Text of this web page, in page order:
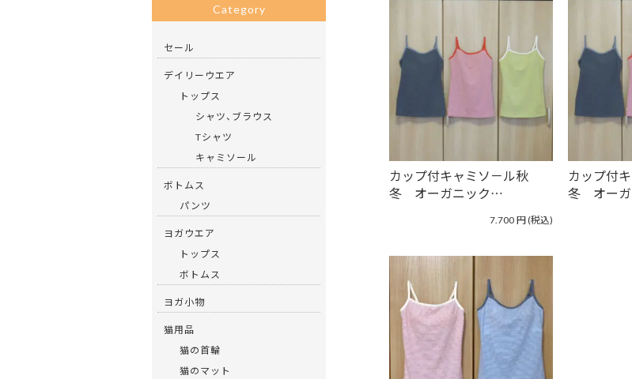
カップ付キャミソ－ル秋
冬 オーガニック…
7.700円(税込)
カップ付
冬 オー
Category
セール
デイリーウエア
トップス
シャツ、ブラウス
Tシャツ
キャミソール
ボトムス
パンツ
ヨガウエア
トップス
ボトムス
ヨガ小物
猫用品
猫の首輪
猫のマット